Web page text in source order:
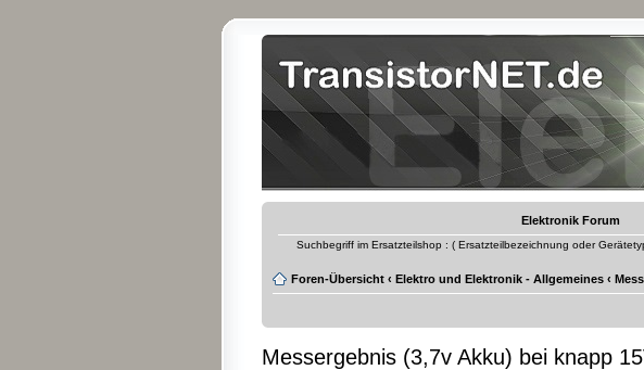
Elektronik Forum
Suchbegriff im Ersatzteilshop : ( Ersatzteilbezeichnung oder
Foren-Übersicht ‹ Elektro und Elektronik - Allgemeines ‹
Messergebnis (3,7v Akku) bei knapp